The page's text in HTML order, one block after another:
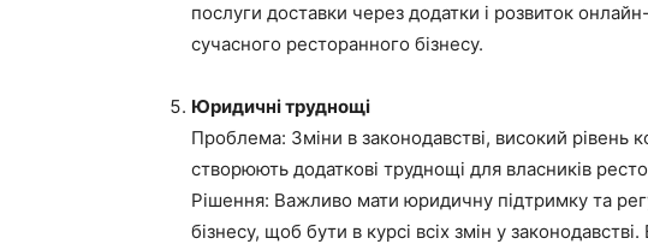
послуги доставки через додатки і розвиток
сучасного ресторанного бізнесу.
Юридичні труднощі
Проблема: Зміни в законодавстві, високий рівень
створюють додаткові труднощі для власників
Рішення: Важливо мати юридичну підтримку та
бізнесу, щоб бути в курсі всіх змін у